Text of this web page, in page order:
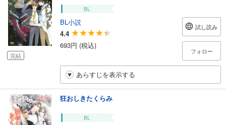
完結
BL
BL小説
4.4
693円 (税込)
試し読み
フォロー
あらすじを表示する
狂おしきたくらみ
BL